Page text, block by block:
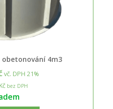
4m3
vč. DPH 21%
bez DPH